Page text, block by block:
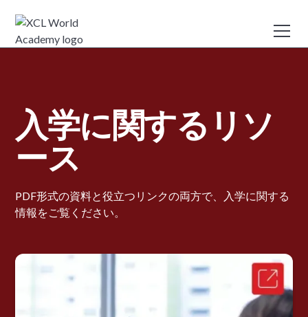
入学に関するリソ
ース
PDF形式の資料と役立つリンクの両方で、入学に関する
情報をご覧ください。